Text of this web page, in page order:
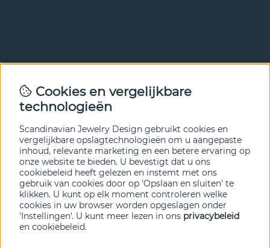
Met onze nieuwsbrief ben je als eerste op de hoogte van
nieuws en aanbiedingen. Meld je hieronder aan.
VERZENDEN
Cookies en vergelijkbare
technologieën
Scandinavian Jewelry Design gebruikt cookies en
vergelijkbare opslagtechnologieën om u aangepaste
inhoud, relevante marketing en een betere ervaring op
onze website te bieden. U bevestigt dat u ons
cookiebeleid heeft gelezen en instemt met ons
gebruik van cookies door op 'Opslaan en sluiten' te
klikken. U kunt op elk moment controleren welke
cookies in uw browser worden opgeslagen onder
'Instellingen'. U kunt meer lezen in ons privacybeleid
en cookiebeleid.